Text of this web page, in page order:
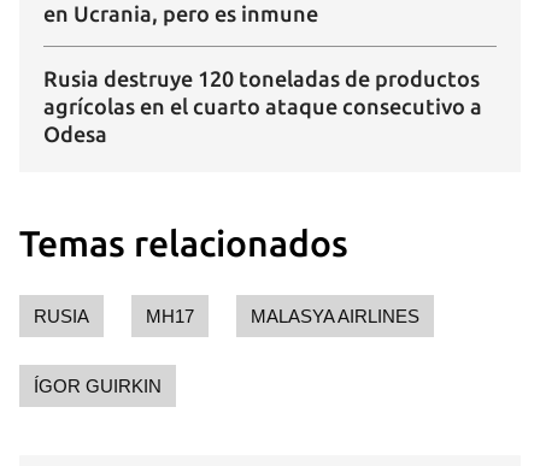
en Ucrania, pero es inmune
Rusia destruye 120 toneladas de productos
agrícolas en el cuarto ataque consecutivo a
Odesa
Temas relacionados
RUSIA MH17 MALASYA AIRLINES
ÍGOR GUIRKIN